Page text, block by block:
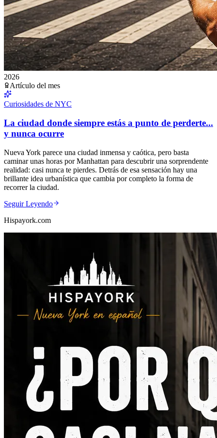
2026
Artículo del mes
Curiosidades de NYC
La ciudad donde siempre estás a punto de perderte...
y nunca ocurre
Nueva York parece una ciudad inmensa y caótica, pero basta
caminar unas horas por Manhattan para descubrir una sorprendente
realidad: casi nunca te pierdes. Detrás de esa sensación hay una
brillante idea urbanística que cambia por completo la forma de
recorrer la ciudad.
Seguir Leyendo
Hispayork.com